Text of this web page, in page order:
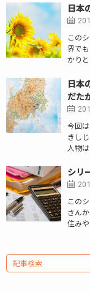
日本
この
界で
かり
日本
だた
今回
きし
人物
シリ
この
さん
住み